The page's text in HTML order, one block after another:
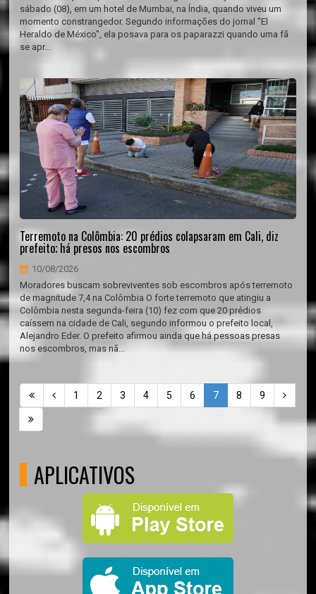
sábado (08), em um hotel de Mumbai, na Índia, quando viveu um
momento constrangedor. Segundo informações do jornal "El
Heraldo de México", ela posava para os paparazzi quando uma fã
se apr...
Terremoto na Colômbia: 20 prédios colapsaram em Cali, diz
prefeito; há presos nos escombros
10/08/2026
Moradores buscam sobreviventes sob escombros após terremoto
de magnitude 7,4 na Colômbia O forte terremoto que atingiu a
Colômbia nesta segunda-feira (10) fez com que 20 prédios
caíssem na cidade de Cali, segundo informou o prefeito local,
Alejandro Eder. O prefeito afirmou ainda que há pessoas presas
nos escombros, mas nã...
1 2 3 4 5 6 7 8 9
APLICATIVOS